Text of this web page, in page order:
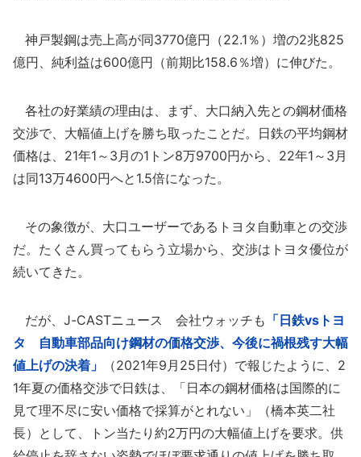
神戸製鋼は売上高が同3770億円（22.1％）増の2兆825
億円、純利益は600億円（前期比158.6％増）に伸びた。
各社の好業績の理由は、まず、大口納入先との鋼材価格
交渉で、大幅値上げを勝ち取ったことだ。日鉄の平均鋼材
価格は、21年1～3月の1トン8万9700円から、22年1～3月
は同13万4600円へと1.5倍になった。
その象徴が、大口ユーザーであるトヨタ自動車との交渉
だ。たくさん買ってもらう立場から、交渉はトヨタ優位が
続いてきた。
だが、J-CASTニュース 会社ウォッチも 「日鉄vsトヨ
タ 自動車部品向け鋼材の価格交渉、今後に禍根残す大幅
値上げの決着」
（2021年9月25日付）で報じたように、2
1年夏の価格交渉で日鉄は、「日本の鋼材価格は国際的に
見て理不尽に安い価格で採算がとれない」（橋本英二社
長）として、トン当たり約2万円の大幅値上げを要求。供